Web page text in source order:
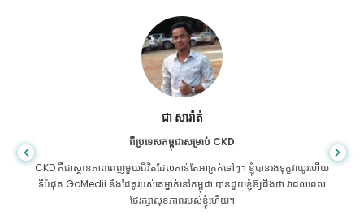
យូរហើយ
អារីហ្វ ហាហ្វីស
ពីប្រទេសបង់ក្លាដែសសម្រាប់ជំងឺក្រិនថ្លើម
អ្នក​មិន​ដឹង​ថា​ពេល​ណា​ដែល​ជីវិត​ដើរ​ខុស​ពេល​ដែល​ខ្ញុំ​ត្រូវ​បាន​គេ​រក​ឃើញ​ថា​មាន​ជំងឺ​
ក្រិន​ថ្លើម ខ្ញុំ​គ្មាន​កន្លែង​ទៅ​ណា​ទេ។ ថវិការបស់ខ្ញុំមានតិច ហើយខ្ញុំមិនដឹងថាត្រូវធ្វើអ្វីទ
ខ្ញុំត្រូវបានទាក់ទងទៅដៃគូរបស់ GoMedii នៅប្រទេសបង់ក្លាដែស។